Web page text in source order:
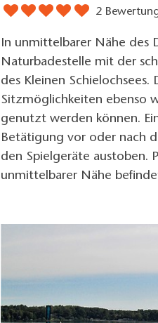
2
In unmittelbarer Nähe des
Naturbadestelle mit der
des Kleinen
Sitzmöglichkeiten ebenso
genutzt werden können.
Betätigung vor oder nach
den Spielgeräte austoben.
unmittelbarer Nähe